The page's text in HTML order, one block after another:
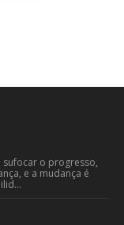
o progresso,
e a mudança é